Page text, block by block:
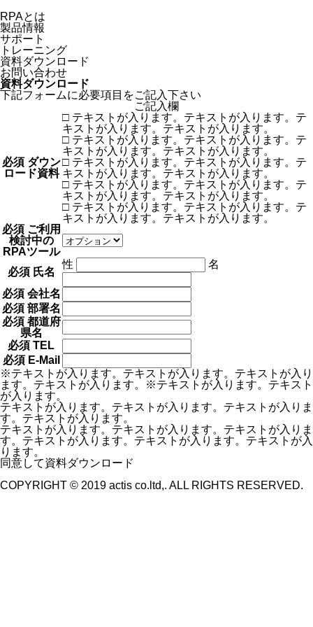
RPAとは
製品情報
サポート
トレーニング
資料ダウンロード
お問い合わせ
資料ダウンロード
下記フォームに必要項目をご記入下さい
ご記入欄
必須ダウン
ロード資料
□ テキストが入ります。テキストが入ります。テ
キストが入ります。テキストが入ります。
□ テキストが入ります。テキストが入ります。テ
キストが入ります。テキストが入ります。
□ テキストが入ります。テキストが入ります。テ
キストが入ります。テキストが入ります。
□ テキストが入ります。テキストが入ります。テ
キストが入ります。テキストが入ります。
□ テキストが入ります。テキストが入ります。テ
キストが入ります。テキストが入ります。
必須ご利用
検討中の
RPAツール
必須氏名
性 名
必須会社名
必須部署名
必須都道府
県名
必須 TEL
必須E-Mail
※テキストが入ります。テキストが入ります。テキストが入り
ます。テキストが入ります。※テキストが入ります。テキスト
が入ります。
テキストが入ります。テキストが入ります。テキストが入りま
す。テキストが入ります。
テキストが入ります。テキストが入ります。テキストが入りま
す。テキストが入ります。テキストが入ります。テキストが入
ります。
同意して資料ダウンロード
COPYRIGHT © 2019 actis co.ltd,. ALL RIGHTS RESERVED.